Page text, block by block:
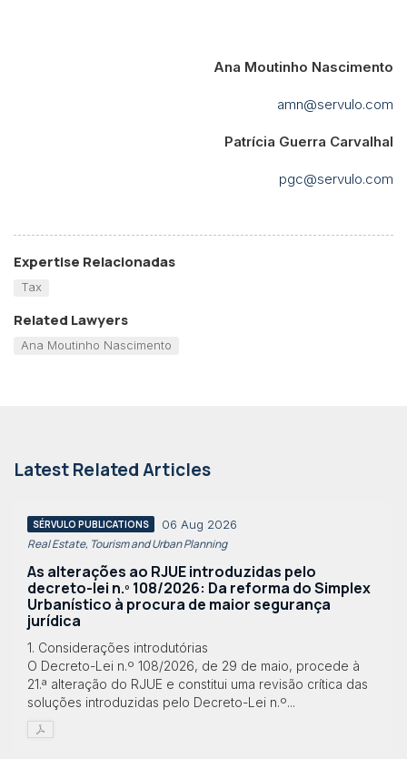
Ana Moutinho Nascimento
amn@servulo.com
Patrícia Guerra Carvalhal
pgc@servulo.com
Expertise Relacionadas
Tax
Related Lawyers
Ana Moutinho Nascimento
Latest Related Articles
SÉRVULO PUBLICATIONS 06 Aug 2026
Real Estate, Tourism and Urban Planning
As alterações ao RJUE introduzidas pelo
decreto-lei n.º 108/2026: Da reforma do Simplex
Urbanístico à procura de maior segurança
jurídica
1. Considerações introdutórias
O Decreto-Lei n.º 108/2026, de 29 de maio, procede à
21.ª alteração do RJUE e constitui uma revisão crítica das
soluções introduzidas pelo Decreto-Lei n.º...